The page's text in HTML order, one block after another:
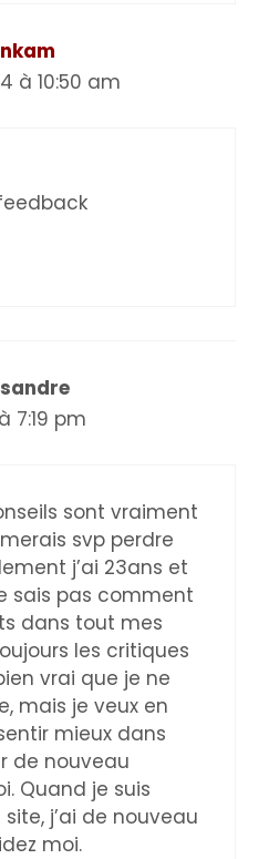
à 10:50 am
7:19 pm
sont vraiment
svp perdre
j’ai 23ans et
sais pas comment
dans tout mes
les critiques
vrai que je ne
mais je veux en
mieux dans
de nouveau
Quand je suis
j’ai de nouveau
moi.